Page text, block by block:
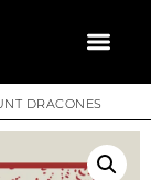
DRACONES